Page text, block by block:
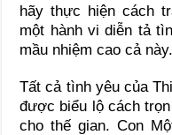
hãy thực hiện cách
một hành vi diễn tả
mầu nhiệm cao cả này.
Tất cả tình yêu của
được biểu lộ cách trọn
cho thế gian. Con